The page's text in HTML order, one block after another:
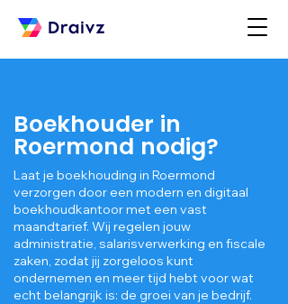
Boekhouder in
Roermond nodig?
Laat je boekhouding in Roermond
verzorgen door een modern en digitaal
boekhoudkantoor met een vast
maandtarief. Wij regelen jouw
administratie, salarisverwerking en fiscale
zaken, zodat jij zorgeloos kunt
ondernemen en meer tijd hebt voor wat
echt belangrijk is: de groei van je bedrijf.